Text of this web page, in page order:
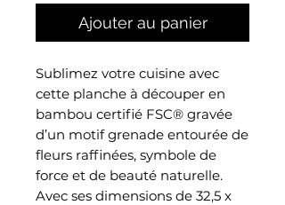
Ajouter au panier
Sublimez votre cuisine avec
cette planche à découper en
bambou certifié FSC® gravée
d’un motif grenade entourée de
fleurs raffinées, symbole de
force et de beauté naturelle.
Avec ses dimensions de 32,5 x